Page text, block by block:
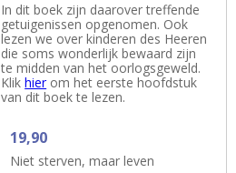
In dit boek zijn daarover treffende
getuigenissen opgenomen. Ook
lezen we over kinderen des Heeren
die soms wonderlijk bewaard zijn
te midden van het oorlogsgeweld.
Klikhierom het eerste hoofdstuk
van dit boek te lezen.
19,90
Niet sterven, maar leven